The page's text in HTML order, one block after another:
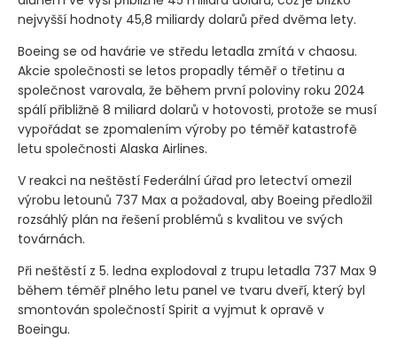
nejvyšší hodnoty 45,8 miliardy dolarů před dvěma lety.
Boeing se od havárie ve středu letadla zmítá v chaosu.
Akcie společnosti se letos propadly téměř o třetinu a
společnost varovala, že během první poloviny roku 2024
spálí přibližně 8 miliard dolarů v hotovosti, protože se musí
vypořádat se zpomalením výroby po téměř katastrofě
letu společnosti Alaska Airlines.
V reakci na neštěstí Federální úřad pro letectví omezil
výrobu letounů 737 Max a požadoval, aby Boeing předložil
rozsáhlý plán na řešení problémů s kvalitou ve svých
továrnách.
Při neštěstí z 5. ledna explodoval z trupu letadla 737 Max 9
během téměř plného letu panel ve tvaru dveří, který byl
smontován společností Spirit a vyjmut k opravě v
Boeingu.